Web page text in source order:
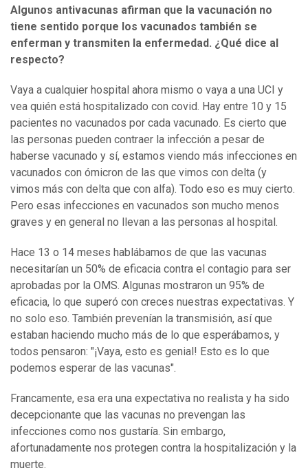
Algunos antivacunas afirman que la vacunación no
tiene sentido porque los vacunados también se
enferman y transmiten la enfermedad. ¿Qué dice al
respecto?
Vaya a cualquier hospital ahora mismo o vaya a una UCI y
vea quién está hospitalizado con covid. Hay entre 10 y 15
pacientes no vacunados por cada vacunado. Es cierto que
las personas pueden contraer la infección a pesar de
haberse vacunado y sí, estamos viendo más infecciones en
vacunados con ómicron de las que vimos con delta (y
vimos más con delta que con alfa). Todo eso es muy cierto.
Pero esas infecciones en vacunados son mucho menos
graves y en general no llevan a las personas al hospital.
Hace 13 o 14 meses hablábamos de que las vacunas
necesitarían un 50% de eficacia contra el contagio para ser
aprobadas por la OMS. Algunas mostraron un 95% de
eficacia, lo que superó con creces nuestras expectativas. Y
no solo eso. También prevenían la transmisión, así que
estaban haciendo mucho más de lo que esperábamos, y
todos pensaron: "¡Vaya, esto es genial! Esto es lo que
podemos esperar de las vacunas".
Francamente, esa era una expectativa no realista y ha sido
decepcionante que las vacunas no prevengan las
infecciones como nos gustaría. Sin embargo,
afortunadamente nos protegen contra la hospitalización y la
muerte.